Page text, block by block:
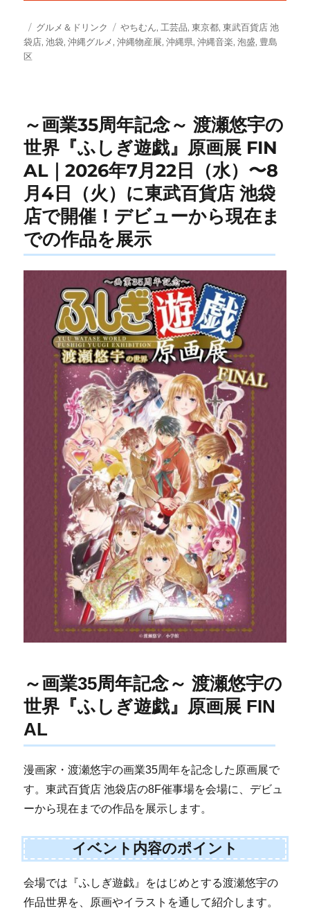
投
稿
日:
カ
テ
グルメ＆ドリンク
タ
グ
やちむん, 工芸品,東京都,東武百貨店 池
袋店,池袋,沖縄グルメ,沖縄物産展,沖縄県,沖縄音楽,泡盛, 豊島
区
～画業35周年記念～ 渡瀬悠宇の
世界『ふしぎ遊戯』原画展 FIN
AL｜2026年7月22日（水）〜8
月4日（火）に東武百貨店 池袋
店で開催！デビューから現在ま
での作品を展示
～画業35周年記念～ 渡瀬悠宇の
世界『ふしぎ遊戯』原画展 FIN
AL
漫画家・渡瀬悠宇の画業35周年を記念した原画展で
す。東武百貨店 池袋店の8F催事場を会場に、デビュ
ーから現在までの作品を展示します。
イベント内容のポイント
会場では『ふしぎ遊戯』をはじめとする渡瀬悠宇の
作品世界を、原画やイラストを通して紹介します。